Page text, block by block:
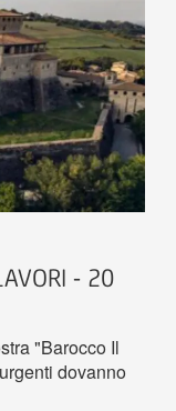
- 20
"Barocco Il
dovanno